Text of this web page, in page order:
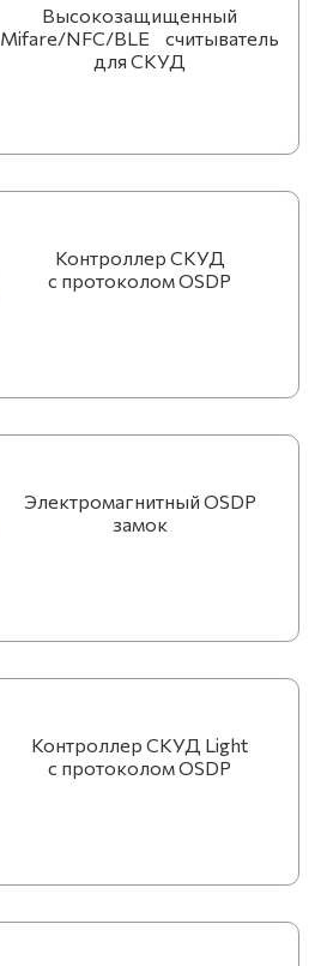
Высокозащищенный
Mifare/NFC/BLE считыватель
для СКУД
Контроллер СКУД
с протоколом OSDP
Электромагнитный OSDP
замок
Контроллер СКУД Light
с протоколом OSDP